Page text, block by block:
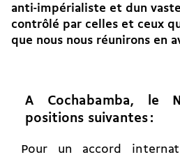
anti-impérialiste et dun
contrôlé par celles et ceux
que nous nous réunirons en
A Cochabamba, le
positions suivantes :
 Pour un accord